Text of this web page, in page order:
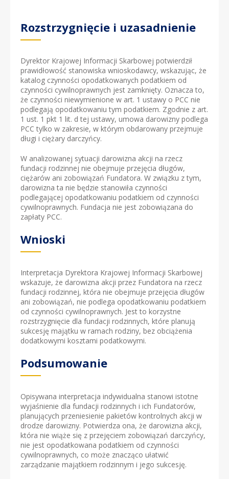
Rozstrzygnięcie i uzasadnienie
Dyrektor Krajowej Informacji Skarbowej potwierdził
prawidłowość stanowiska wnioskodawcy, wskazując, że
katalog czynności opodatkowanych podatkiem od
czynności cywilnoprawnych jest zamknięty. Oznacza to,
że czynności niewymienione w art. 1 ustawy o PCC nie
podlegają opodatkowaniu tym podatkiem. Zgodnie z art.
1 ust. 1 pkt 1 lit. d tej ustawy, umowa darowizny podlega
PCC tylko w zakresie, w którym obdarowany przejmuje
długi i ciężary darczyńcy.
W analizowanej sytuacji darowizna akcji na rzecz
fundacji rodzinnej nie obejmuje przejęcia długów,
ciężarów ani zobowiązań Fundatora. W związku z tym,
darowizna ta nie będzie stanowiła czynności
podlegającej opodatkowaniu podatkiem od czynności
cywilnoprawnych. Fundacja nie jest zobowiązana do
zapłaty PCC.
Wnioski
Interpretacja Dyrektora Krajowej Informacji Skarbowej
wskazuje, że darowizna akcji przez Fundatora na rzecz
fundacji rodzinnej, która nie obejmuje przejęcia długów
ani zobowiązań, nie podlega opodatkowaniu podatkiem
od czynności cywilnoprawnych. Jest to korzystne
rozstrzygnięcie dla fundacji rodzinnych, które planują
sukcesję majątku w ramach rodziny, bez obciążenia
dodatkowymi kosztami podatkowymi.
Podsumowanie
Opisywana interpretacja indywidualna stanowi istotne
wyjaśnienie dla fundacji rodzinnych i ich Fundatorów,
planujących przeniesienie pakietów kontrolnych akcji w
drodze darowizny. Potwierdza ona, że darowizna akcji,
która nie wiąże się z przejęciem zobowiązań darczyńcy,
nie jest opodatkowana podatkiem od czynności
cywilnoprawnych, co może znacząco ułatwić
zarządzanie majątkiem rodzinnym i jego sukcesję.